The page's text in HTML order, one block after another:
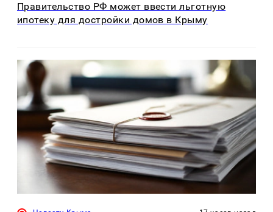
Правительство РФ может ввести льготную
ипотеку для достройки домов в Крыму